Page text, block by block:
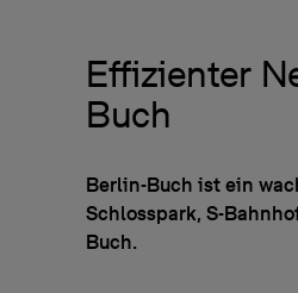
Effizienter
Buch
Berlin-Buch ist ein
Schlosspark, S-
Buch.